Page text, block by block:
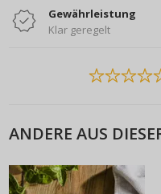
Gewährleistung
Klar geregelt
ANDERE AUS